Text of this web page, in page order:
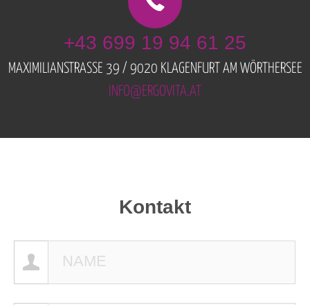
+43 699 19 94 61 25
MAXIMILIANSTRASSE 39 / 9020 KLAGENFURT AM WÖRTHERSEE
INFO@ERGOVITA.AT
Kontakt